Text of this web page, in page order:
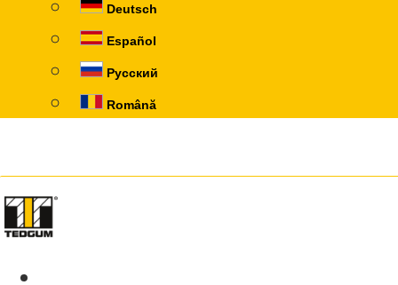
Deutsch
Español
Русский
Română